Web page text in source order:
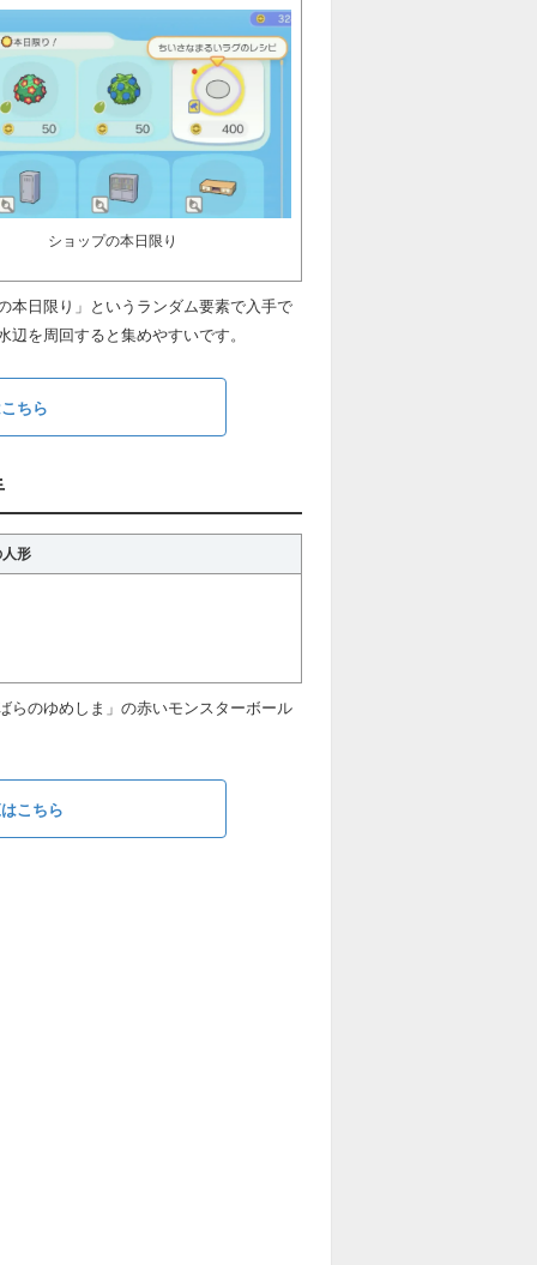
ショップの本日限り
本日限り」というランダム要素で入手で
を周回すると集めやすいです。
ちら
形
らのゆめしま」の赤いモンスターボール
こちら